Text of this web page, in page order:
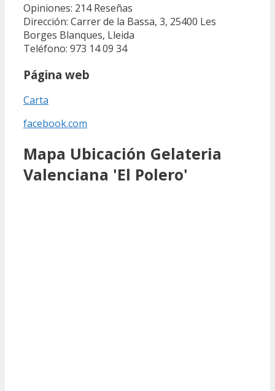
Opiniones: 214Reseñas
Dirección: Carrer de la Bassa, 3, 25400 Les
Borges Blanques, Lleida
Teléfono: 973 14 09 34
Página web
Carta
facebook.com
Mapa Ubicación Gelateria
Valenciana 'El Polero'